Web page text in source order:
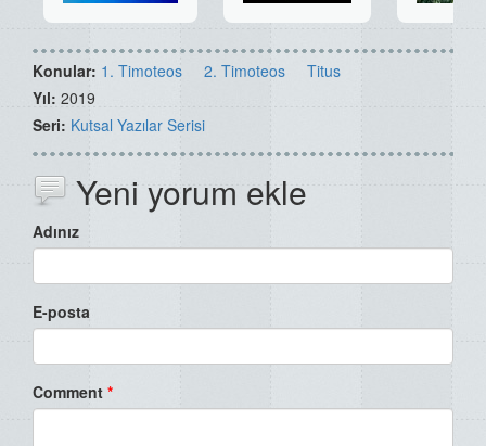
Konular: 1. Timoteos 2. Timoteos
Titus
Yıl: 2019
Seri: Kutsal Yazılar Serisi
Yeni yorum ekle
Adınız
E-posta
Comment *